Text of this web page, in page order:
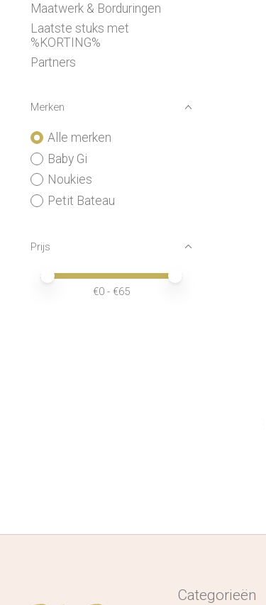
Maatwerk & Borduringen
Laatste stuks met
%KORTING%
Partners
Merken
Alle merken
Baby Gi
Noukies
Petit Bateau
Prijs
Minimale prijswaarde
Price maximum value
€0 - €65
Categorieën